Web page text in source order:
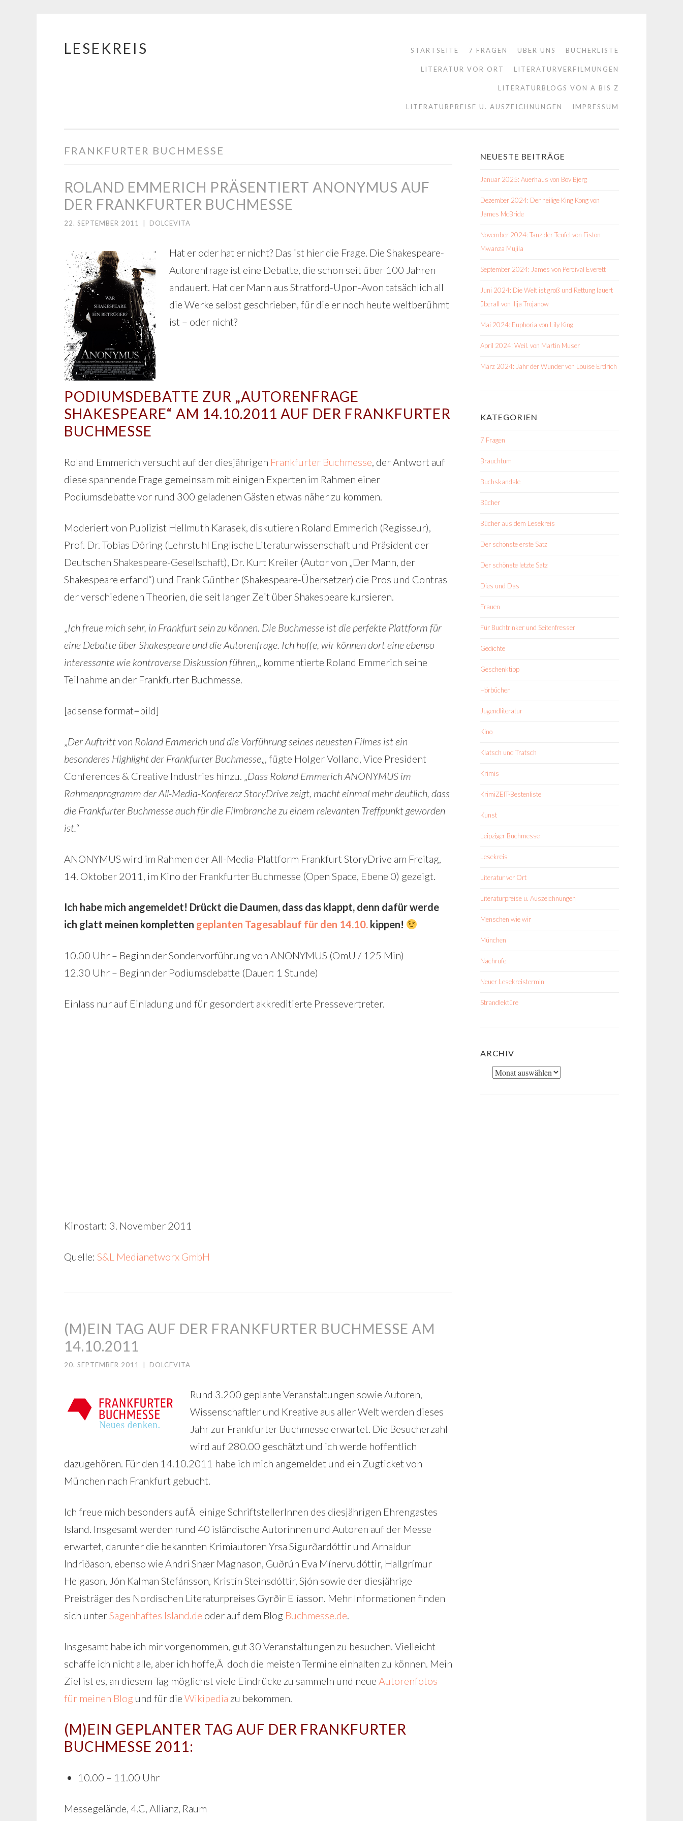
Springe
LESEKREIS STARTSEITE 7 FRAGEN ÜBER UNS BÜCHERLISTE
LITERATUR VOR ORT LITERATURVERFILMUNGEN
LITERATURBLOGS VON A BIS Z
LITERATURPREISE U. AUSZEICHNUNGEN IMPRESSUM
FRANKFURTER BUCHMESSE
ROLAND EMMERICH PRÄSENTIERT ANONYMUS AUF
DER FRANKFURTER BUCHMESSE
22. SEPTEMBER 2011 DOLCEVITA
Hat er oder hat er nicht? Das ist hier die Frage. Die Shakespeare-
Autorenfrage ist eine Debatte, die schon seit über 100 Jahren
andauert. Hat der Mann aus Stratford-Upon-Avon tatsächlich all
die Werke selbst geschrieben, für die er noch heute weltberühmt
ist – oder nicht?
PODIUMSDEBATTE ZUR „AUTORENFRAGE
SHAKESPEARE“ AM 14.10.2011 AUF DER FRANKFURTER
BUCHMESSE
Roland Emmerich versucht auf der diesjährigen Frankfurter Buchmesse, der Antwort auf
diese spannende Frage gemeinsam mit einigen Experten im Rahmen einer
Podiumsdebatte vor rund 300 geladenen Gästen etwas näher zu kommen.
Moderiert von Publizist Hellmuth Karasek, diskutieren Roland Emmerich (Regisseur),
Prof. Dr. Tobias Döring (Lehrstuhl Englische Literaturwissenschaft und Präsident der
Deutschen Shakespeare-Gesellschaft), Dr. Kurt Kreiler (Autor von „Der Mann, der
Shakespeare erfand“) und Frank Günther (Shakespeare-Übersetzer) die Pros und Contras
der verschiedenen Theorien, die seit langer Zeit über Shakespeare kursieren.
„Ich freue mich sehr, in Frankfurt sein zu können. Die Buchmesse ist die perfekte Plattform für
eine Debatte über Shakespeare und die Autorenfrage. Ich hoffe, wir können dort eine ebenso
interessante wie kontroverse Diskussion führen„, kommentierte Roland Emmerich seine
Teilnahme an der Frankfurter Buchmesse.
[adsense format=bild]
„Der Auftritt von Roland Emmerich und die Vorführung seines neuesten Filmes ist ein
besonderes Highlight der Frankfurter Buchmesse„, fügte Holger Volland, Vice President
Conferences & Creative Industries hinzu. „Dass Roland Emmerich ANONYMUS im
Rahmenprogramm der All-Media-Konferenz StoryDrive zeigt, macht einmal mehr deutlich, dass
die Frankfurter Buchmesse auch für die Filmbranche zu einem relevanten Treffpunkt geworden
ist.“
ANONYMUS wird im Rahmen der All-Media-Plattform Frankfurt StoryDrive am Freitag,
14. Oktober 2011, im Kino der Frankfurter Buchmesse (Open Space, Ebene 0) gezeigt.
Ich habe mich angemeldet! Drückt die Daumen, dass das klappt, denn dafür werde
ich glatt meinen kompletten geplanten Tagesablauf für den 14.10. kippen!
10.00 Uhr – Beginn der Sondervorführung von ANONYMUS (OmU / 125 Min)
12.30 Uhr – Beginn der Podiumsdebatte (Dauer: 1 Stunde)
Einlass nur auf Einladung und für gesondert akkreditierte Pressevertreter.
Kinostart: 3. November 2011
Quelle: S&L Medianetworx GmbH
(M)EIN TAG AUF DER FRANKFURTER BUCHMESSE AM
14.10.2011
20. SEPTEMBER 2011 DOLCEVITA
Rund 3.200 geplante Veranstaltungen sowie Autoren,
Wissenschaftler und Kreative aus aller Welt werden dieses
Jahr zur Frankfurter Buchmesse erwartet. Die Besucherzahl
wird auf 280.00 geschätzt und ich werde hoffentlich
dazugehören. Für den 14.10.2011 habe ich mich angemeldet und ein Zugticket von
München nach Frankfurt gebucht.
Ich freue mich besonders aufÂ einige SchriftstellerInnen des diesjährigen Ehrengastes
Island. Insgesamt werden rund 40 isländische Autorinnen und Autoren auf der Messe
erwartet, darunter die bekannten Krimiautoren Yrsa Sigurðardóttir und Arnaldur
Indriðason, ebenso wie Andri Snær Magnason, Guðrún Eva Mínervudóttir, Hallgrímur
Helgason, Jón Kalman Stefánsson, Kristín Steinsdóttir, Sjón sowie der diesjährige
Preisträger des Nordischen Literaturpreises Gyrðir Elíasson. Mehr Informationen finden
sich unterSagenhaftes Island.de oder auf dem Blog Buchmesse.de.
Insgesamt habe ich mir vorgenommen, gut 30 Veranstaltungen zu besuchen. Vielleicht
schaffe ich nicht alle, aber ich hoffe,Â doch die meisten Termine einhalten zu können. Mein
Ziel ist es, an diesem Tag möglichst viele Eindrücke zu sammeln und neue Autorenfotos
für meinen Blog und für die Wikipedia zu bekommen.
(M)EIN GEPLANTER TAG AUF DER FRANKFURTER
BUCHMESSE 2011:
10.00 – 11.00 Uhr
Messegelände, 4.C, Allianz, Raum
NEUESTE BEITRÄGE
Januar 2025: Auerhaus von Bov Bjerg
Dezember 2024: Der heilige King Kong von
James McBride
November 2024: Tanz der Teufel von Fiston
Mwanza Mujila
September 2024: James von Percival Everett
Juni 2024: Die Welt ist groß und Rettung lauert
überall von Ilija Trojanow
Mai 2024: Euphoria von Lily King
April 2024: Weil. von Martin Muser
März 2024: Jahr der Wunder von Louise Erdrich
KATEGORIEN
7 Fragen
Brauchtum
Buchskandale
Bücher
Bücher aus dem Lesekreis
Der schönste erste Satz
Der schönste letzte Satz
Dies und Das
Frauen
Für Buchtrinker und Seitenfresser
Gedichte
Geschenktipp
Hörbücher
Jugendliteratur
Kino
Klatsch und Tratsch
Krimis
KrimiZEIT-Bestenliste
Kunst
Leipziger Buchmesse
Lesekreis
Literatur vor Ort
Literaturpreise u. Auszeichnungen
Menschen wie wir
München
Nachrufe
Neuer Lesekreistermin
Strandlektüre
ARCHIV
Archiv